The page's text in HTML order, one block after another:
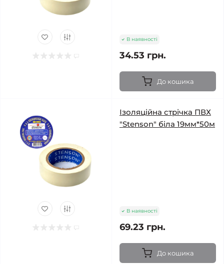
В наявності
34.53 грн.
До кошика
Ізоляційна стрічка ПВХ
"Stenson" біла 19мм*50м
В наявності
69.23 грн.
До кошика